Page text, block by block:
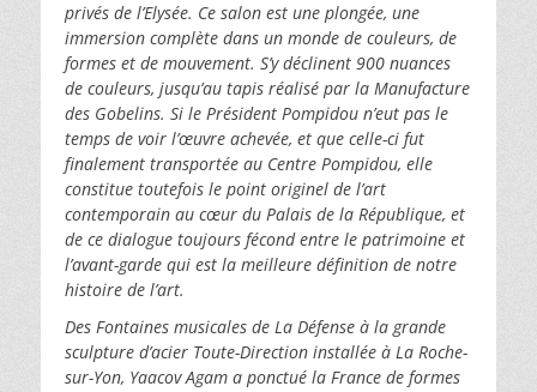
privés de l’Elysée. Ce salon est une plongée, une
immersion complète dans un monde de couleurs, de
formes et de mouvement. S’y déclinent 900 nuances
de couleurs, jusqu’au tapis réalisé par la Manufacture
des Gobelins. Si le Président Pompidou n’eut pas le
temps de voir l’œuvre achevée, et que celle-ci fut
finalement transportée au Centre Pompidou, elle
constitue toutefois le point originel de l’art
contemporain au cœur du Palais de la République, et
de ce dialogue toujours fécond entre le patrimoine et
l’avant-garde qui est la meilleure définition de notre
histoire de l’art.
Des Fontaines musicales de La Défense à la grande
sculpture d’acier Toute-Direction installée à La Roche-
sur-Yon, Yaacov Agam a ponctué la France de formes